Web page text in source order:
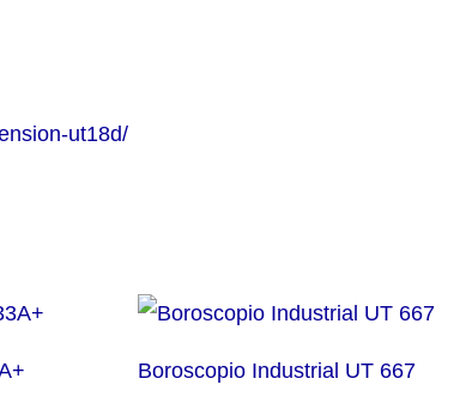
ut18d/
Boroscopio Industrial UT 667